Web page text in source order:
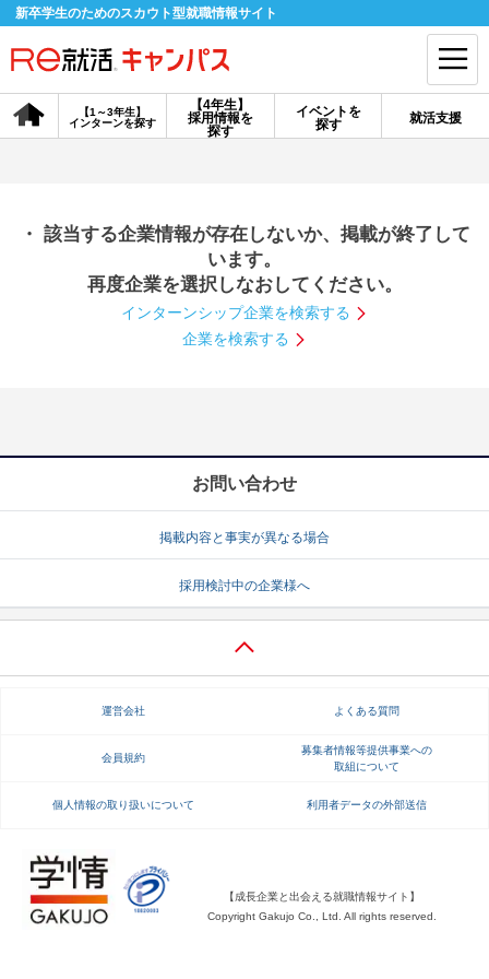
新卒学生のためのスカウト型就職情報サイト
【4年生】
採用情報を
探す
【1～3年生】
インターンを探す
イベントを
探す
就活支援
会員登録 ログイン
探す
【4年生】
説明会を探す
インターンを探す
就活ノウハウ・サポート
就活支援
就活ノウハウが満載！ お役立ち記事・相談室など
適職診断 就活チャンネル
・ 該当する企業情報が存在しないか、掲載が終了して
います。
再度企業を選択しなおしてください。
インターンシップ企業を検索する
企業を検索する
お問い合わせ
掲載内容と事実が異なる場合
採用検討中の企業様へ
運営会社 よくある質問
会員規約
募集者情報等提供事業への
取組について
個人情報の取り扱いについて 利用者データの外部送信
【成長企業と出会える就職情報サイト】
Copyright Gakujo Co., Ltd. All rights reserved.